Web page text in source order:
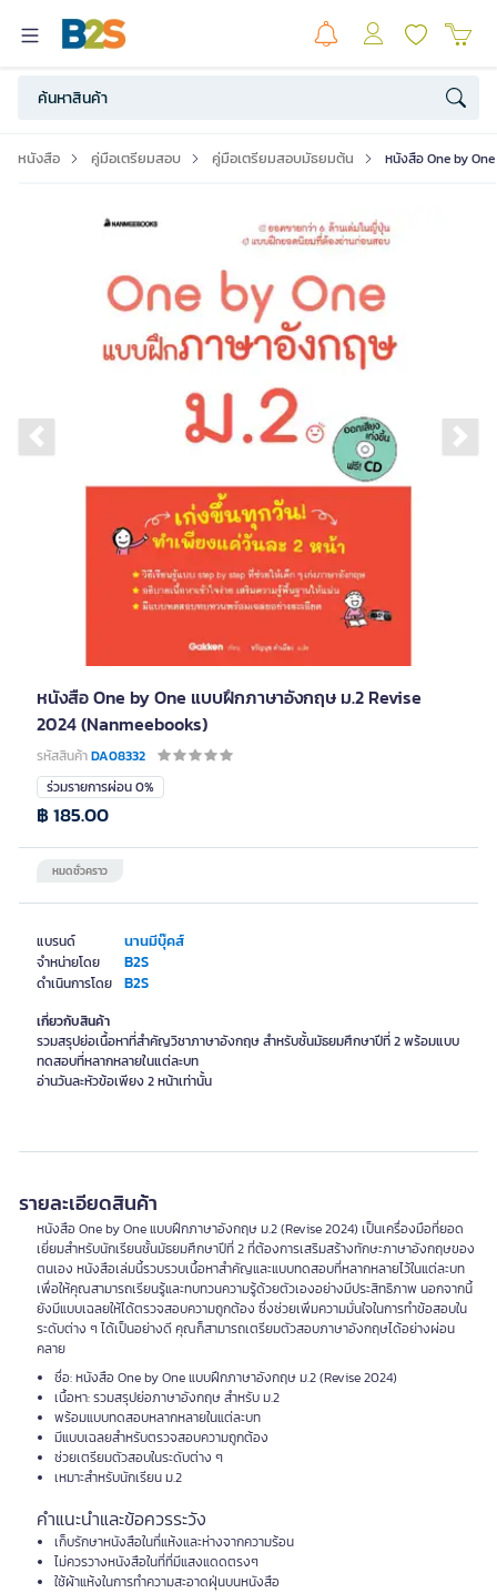
หนังสือ คู่มือเตรียมสอบ คู่มือเตรียมสอบมัธยมต้น หนังสือ One by
Previous slide
หนังสือ One by One แบบฝึกภาษาอังกฤษ ม.2 Revise
2024 (Nanmeebooks)
รหัสสินค้าDA08332
แบรนด์ นานมีบุ๊คส์
จำหน่ายโดย B2S
ดำเนินการโดย B2S
ร่วมรายการผ่อน 0%
หมดชั่วคราว
฿ 185.00
เกี่ยวกับสินค้า
รวมสรุปย่อเนื้อหาที่สำคัญวิชาภาษาอังกฤษ สำหรับชั้นมัธยมศึกษาปีที่ 2 พร้อมแบบ
ทดสอบที่หลากหลายในแต่ละบท
อ่านวันละหัวข้อเพียง 2 หน้าเท่านั้น
รายละเอียดสินค้า
หนังสือ One by One แบบฝึกภาษาอังกฤษ ม.2 (Revise 2024) เป็นเครื่องมือที่ยอด
เยี่ยมสำหรับนักเรียนชั้นมัธยมศึกษาปีที่ 2 ที่ต้องการเสริมสร้างทักษะภาษาอังกฤษของ
ตนเอง หนังสือเล่มนี้รวบรวบเนื้อหาสำคัญและแบบทดสอบที่หลากหลายไว้ในแต่ละบท
เพื่อให้คุณสามารถเรียนรู้และทบทวนความรู้ด้วยตัวเองอย่างมีประสิทธิภาพ นอกจากนี้
ยังมีแบบเฉลยให้ได้ตรวจสอบความถูกต้อง ซึ่งช่วยเพิ่มความมั่นใจในการทำข้อสอบใน
ระดับต่าง ๆ ได้เป็นอย่างดี คุณก็สามารถเตรียมตัวสอบภาษาอังกฤษได้อย่างผ่อน
คลาย
ชื่อ: หนังสือ One by One แบบฝึกภาษาอังกฤษ ม.2 (Revise 2024)
เนื้อหา: รวมสรุปย่อภาษาอังกฤษ สำหรับ ม.2
พร้อมแบบทดสอบหลากหลายในแต่ละบท
มีแบบเฉลยสำหรับตรวจสอบความถูกต้อง
ช่วยเตรียมตัวสอบในระดับต่าง ๆ
เหมาะสำหรับนักเรียน ม.2
คำแนะนำและข้อควรระวัง
เก็บรักษาหนังสือในที่แห้งและห่างจากความร้อน
ไม่ควรวางหนังสือในที่ที่มีแสงแดดตรงๆ
ใช้ผ้าแห้งในการทำความสะอาดฝุ่นบนหนังสือ